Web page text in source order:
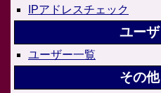
IPアドレスチェック
ユーザ
ユーザー一覧
その他